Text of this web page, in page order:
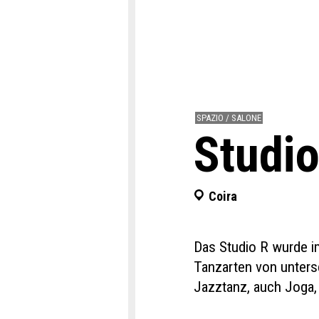
SPAZIO / SALONE
Coira
Das Studio R wurde
Tanzarten von
Jazztanz, auch